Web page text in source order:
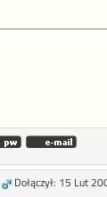
Dołączył: 15 Lut